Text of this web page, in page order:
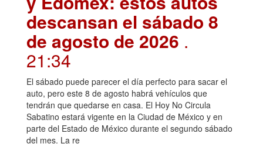
descansan el sábado 8
de agosto de 2026 .
21:34
El sábado puede parecer el día perfecto para sacar el
auto, pero este 8 de agosto habrá vehículos que
tendrán que quedarse en casa. El Hoy No Circula
Sabatino estará vigente en la Ciudad de México y en
parte del Estado de México durante el segundo sábado
del mes. La re